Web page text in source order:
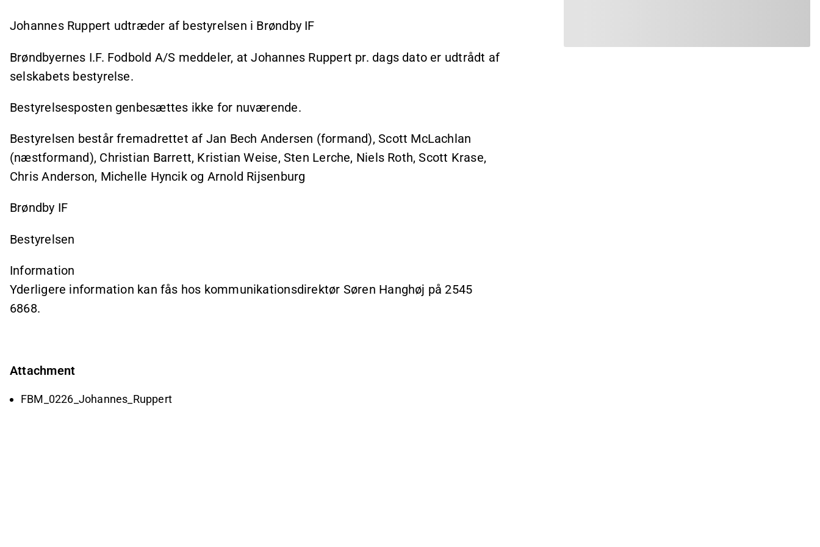
Johannes Ruppert udtræder af bestyrelsen i Brøndby IF
Brøndbyernes I.F. Fodbold A/S meddeler, at Johannes Ruppert pr. dags dato er udtrådt af
selskabets bestyrelse.
Bestyrelsesposten genbesættes ikke for nuværende.
Bestyrelsen består fremadrettet af Jan Bech Andersen (formand), Scott McLachlan
(næstformand), Christian Barrett, Kristian Weise, Sten Lerche, Niels Roth, Scott Krase,
Chris Anderson, Michelle Hyncik og Arnold Rijsenburg
Brøndby IF
Bestyrelsen
Information
Yderligere information kan fås hos kommunikationsdirektør Søren Hanghøj på 2545
6868.
Attachment
FBM_0226_Johannes_Ruppert